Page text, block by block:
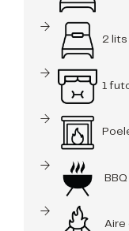
2 lits
1
Aire